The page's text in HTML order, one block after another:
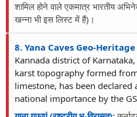
शामिल होने वाले एकमात्र भारतीय
खन्ना भी इस लिस्ट में हैं)।
8. Yana Caves Geo-
Kannada district of
karst topography formed
limestone, has been declared
national importance by the